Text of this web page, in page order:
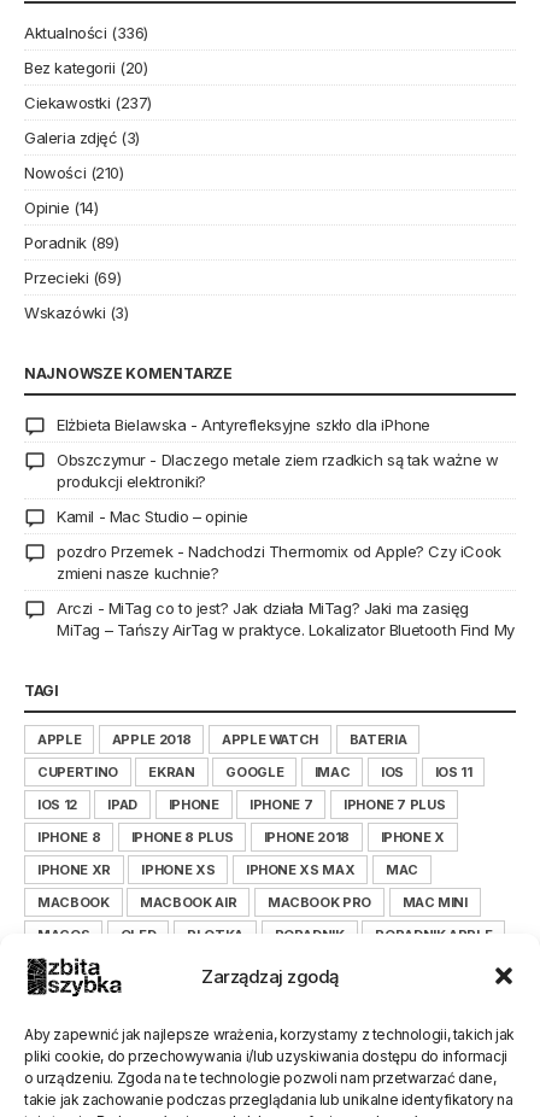
Zarządzaj zgodą
Aby zapewnić jak najlepsze wrażenia, korzystamy z technologii, takich jak
pliki cookie, do przechowywania i/lub uzyskiwania dostępu do informacji
o urządzeniu. Zgoda na te technologie pozwoli nam przetwarzać dane,
takie jak zachowanie podczas przeglądania lub unikalne identyfikatory na
Aktualności (336)
Bez kategorii (20)
Ciekawostki (237)
Galeria zdjęć(3)
Nowości (210)
Opinie (14)
Poradnik(89)
Przecieki (69)
Wskazówki (3)
NAJNOWSZE KOMENTARZE
Elżbieta Bielawska -Antyrefleksyjne szkło dla iPhone
Obszczymur- Dlaczego metale ziem rzadkich są tak ważne w
produkcji elektroniki?
Kamil - Mac Studio – opinie
pozdro Przemek- Nadchodzi Thermomix od Apple? Czy iCook
zmieni nasze kuchnie?
Arczi - MiTag co to jest? Jak działa MiTag? Jaki ma zasięg
MiTag – Tańszy AirTag w praktyce. Lokalizator Bluetooth Find My
TAGI
APPLE APPLE 2018 APPLE WATCH
BATERIA
CUPERTINO
EKRAN GOOGLE IMAC IOS
IOS 11
IOS 12
IPAD IPHONE IPHONE 7
IPHONE 7 PLUS
IPHONE 8
IPHONE 8 PLUS IPHONE 2018
IPHONE X
IPHONE XR
IPHONE XS IPHONE XS MAX
MAC
MACBOOK
MACBOOK AIR MACBOOK PRO
MAC MINI
MACOS
OLED PLOTKA PORADNIK
PORADNIK APPLE
PORADNIK IOS
PORADNIK IPHONE
PORADNIK ZBITASZYBKA.PL
SMARTFON
TIM COOK WYŚWIETLACZ
XIAOMI
XIAOMILEPSZE
XIAOMI POLSKA
ZBITASZYBKA
ZBITASZYBKA.PL